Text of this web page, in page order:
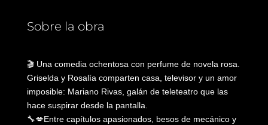
Sobre la obra
🎬 Una comedia ochentosa con perfume de novela rosa.
Griselda y Rosalía comparten casa, televisor y un amor
imposible: Mariano Rivas, galán de teleteatro que las
hace suspirar desde la pantalla.
🔧💋Entre capítulos apasionados, besos de mecánico y